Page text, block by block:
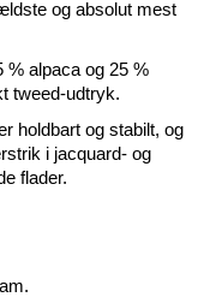
og absolut mest
% alpaca og 25 %
tweed-udtryk.
holdbart og stabilt, og
i jacquard- og
flader.